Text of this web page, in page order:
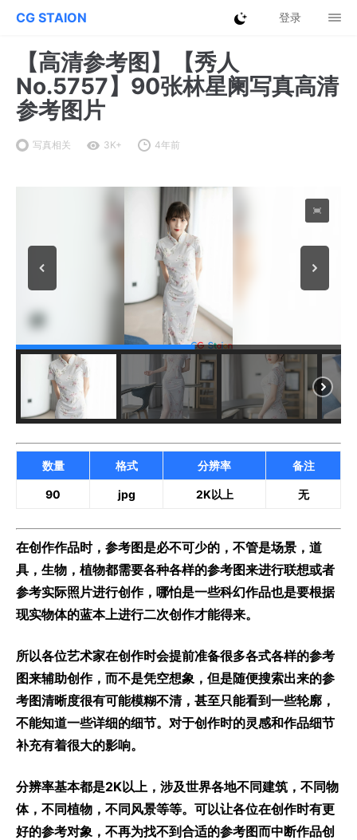
CG STAION 登录
【高清参考图】【秀人
No.5757】90张林星阑写真高清
参考图片
写真相关 3K+ 4年前
数量 格式 分辨率 备注
90 jpg 2K以上 无
在创作作品时，参考图是必不可少的，不管是场景，道
具，生物，植物都需要各种各样的参考图来进行联想或者
参考实际照片进行创作，哪怕是一些科幻作品也是要根据
现实物体的蓝本上进行二次创作才能得来。
所以各位艺术家在创作时会提前准备很多各式各样的参考
图来辅助创作，而不是凭空想象，但是随便搜索出来的参
考图清晰度很有可能模糊不清，甚至只能看到一些轮廓，
不能知道一些详细的细节。对于创作时的灵感和作品细节
补充有着很大的影响。
分辨率基本都是2K以上，涉及世界各地不同建筑，不同物
体，不同植物，不同风景等等。可以让各位在创作时有更
好的参考对象，不再为找不到合适的参考图而中断作品创